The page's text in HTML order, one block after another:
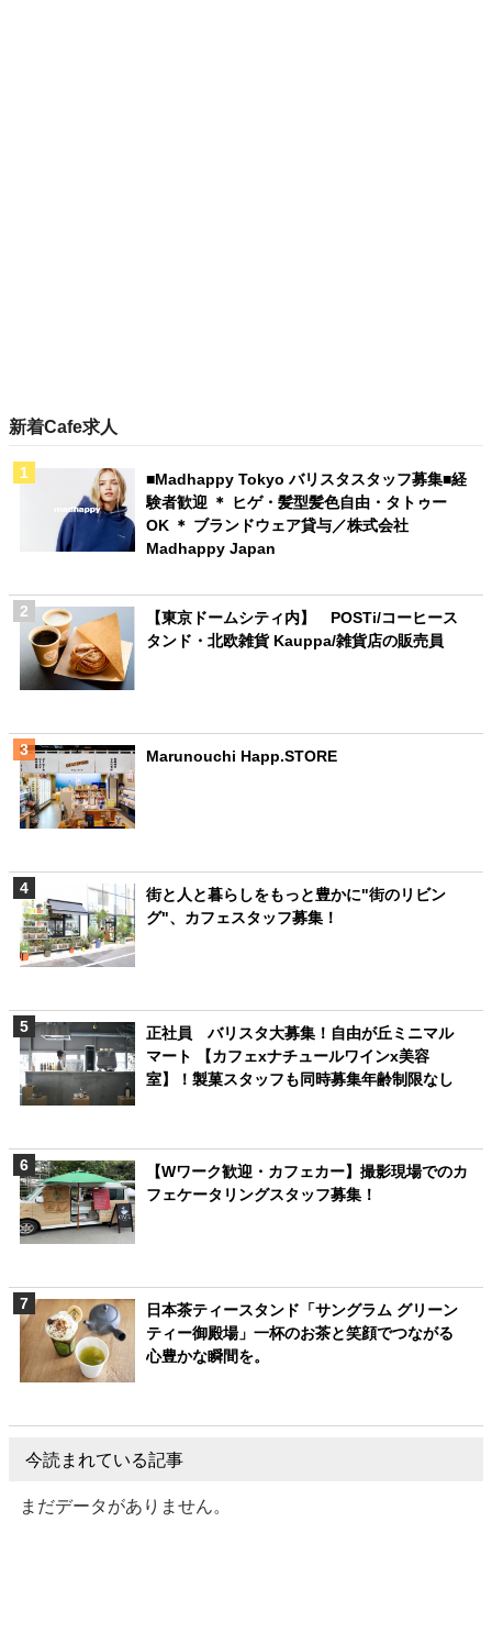
新着Cafe求人
■Madhappy Tokyo バリスタスタッフ募集■経
験者歓迎 ＊ ヒゲ・髪型髪色自由・タトゥー
OK ＊ ブランドウェア貸与／株式会社
Madhappy Japan
【東京ドームシティ内】 POSTi/コーヒース
タンド・北欧雑貨 Kauppa/雑貨店の販売員
Marunouchi Happ.STORE
街と人と暮らしをもっと豊かに"街のリビン
グ"、カフェスタッフ募集！
正社員 バリスタ大募集！自由が丘ミニマル
マート 【カフェxナチュールワインx美容
室】！製菓スタッフも同時募集年齢制限なし
【Wワーク歓迎・カフェカー】撮影現場でのカ
フェケータリングスタッフ募集！
日本茶ティースタンド「サングラム グリーン
ティー御殿場」一杯のお茶と笑顔でつながる
心豊かな瞬間を。
今読まれている記事
まだデータがありません。